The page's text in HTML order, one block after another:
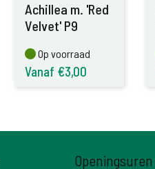
Achillea m. 'Red
Velvet' P9
Op voorraad
Op voorraad
Vanaf €3,00
Openingsuren